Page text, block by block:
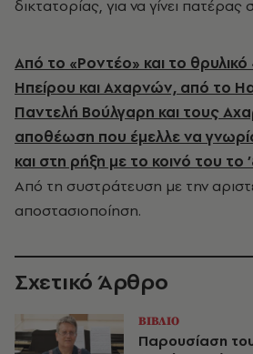
δικτατορίας, για να γίνει
Από το «Ροντέο» και το
Ηπείρου και Αχαρνών, από το
Παντελή Bούλγαρη και τους
αποθέωση που έμελλε να
και στη ρήξη με το κοινό του το
Από τη συστράτευση με την
αποστασιοποίηση.
Σχετικό Άρθρο
ΒΙΒΛΙΟ
Παρουσίαση